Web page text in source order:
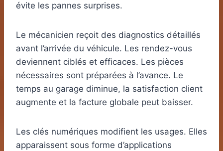
évite les pannes surprises.
Le mécanicien reçoit des diagnostics détaillés
avant l’arrivée du véhicule. Les rendez-vous
deviennent ciblés et efficaces. Les pièces
nécessaires sont préparées à l’avance. Le
temps au garage diminue, la satisfaction client
augmente et la facture globale peut baisser.
Les clés numériques modifient les usages. Elles
apparaissent sous forme d’applications